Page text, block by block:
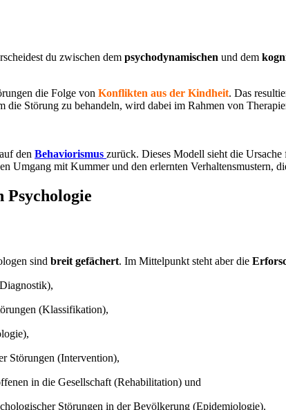
du zwischen dem psychodynamischen und dem
die Folge von Konflikten aus der Kindheit. Das
die Störung zu behandeln, wird dabei im Rahmen von
den Behaviorismus zurück. Dieses Modell sieht die
Umgang mit Kummer und den erlernten Verhaltensmustern,
Psychologie
sind breit gefächert. Im Mittelpunkt steht aber die
(Klassifikation),
Störungen (Intervention),
in die Gesellschaft (Rehabilitation) und
Störungen in der Bevölkerung (Epidemiologie).